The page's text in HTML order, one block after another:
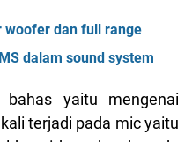
woofer dan full range
dalam sound system
yaitu mengenai
terjadi pada mic yaitu